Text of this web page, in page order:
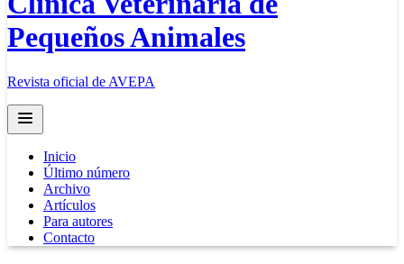
Pequeños Animales
Revista oficial de AVEPA
Open main menu
Inicio
Último número
Archivo
Artículos
Para autores
Contacto